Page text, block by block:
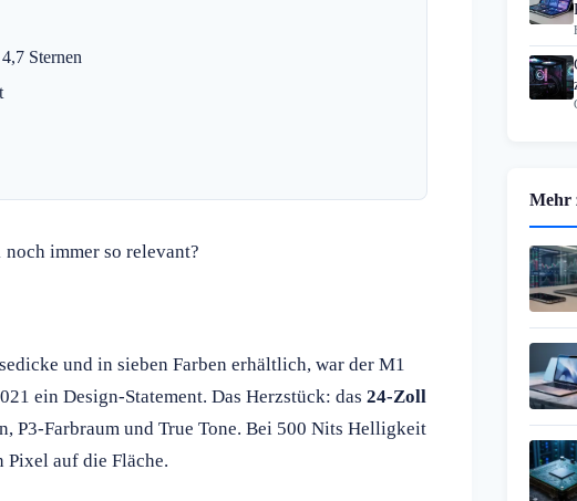
Sternen
noch immer so relevant?
und in sieben Farben erhältlich, war der M1
ein Design-Statement. Das Herzstück: das 24-Zoll
P3-Farbraum und True Tone. Bei 500 Nits Helligkeit
auf die Fläche.
Mehr